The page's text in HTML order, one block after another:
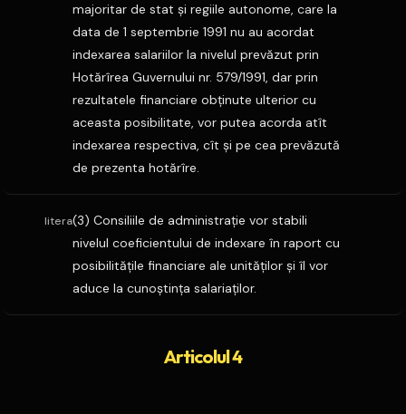
majoritar de stat şi regiile autonome, care la
data de 1 septembrie 1991 nu au acordat
indexarea salariilor la nivelul prevăzut prin
Hotărîrea Guvernului nr. 579/1991, dar prin
rezultatele financiare obţinute ulterior cu
aceasta posibilitate, vor putea acorda atît
indexarea respectiva, cît şi pe cea prevăzută
de prezenta hotărîre.
litera(3) Consiliile de administraţie vor stabili
nivelul coeficientului de indexare în raport cu
posibilităţile financiare ale unităţilor şi îl vor
aduce la cunoştinţa salariaţilor.
Articolul 4